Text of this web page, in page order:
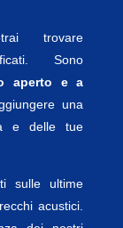
trovare
Sono
aperto e a
una
e delle tue
sulle ultime
acustici